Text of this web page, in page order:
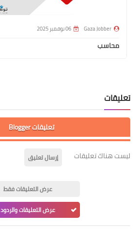
Gaza Jobber 06 نوفمبر 2025
محاسب
تعليقات
تعليقات Blogger
ليست هناك تعليقات إرسال تعليق
عرض التعليقات فقط
عرض التعليقات والردود